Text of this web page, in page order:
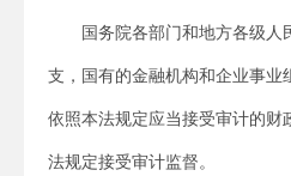
国务院各部门和地方各级
支，国有的金融机构和企业事业
依照本法规定应当接受审计的财
法规定接受审计监督。